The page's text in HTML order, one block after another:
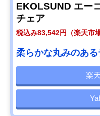
EKOLSUND エー
チェア
税込み83,542円（楽天市場
柔らかな丸みのあ
楽